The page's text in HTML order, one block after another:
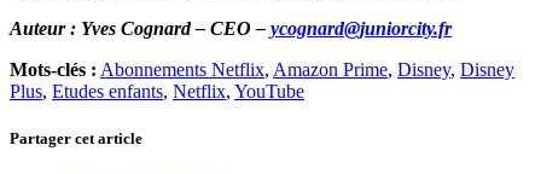
Auteur : Yves Cognard – CEO – ycognard@juniorcity.fr
Mots-clés : Abonnements Netflix, Amazon Prime, Disney, Disney
Plus, Etudes enfants, Netflix, YouTube
Partager cet article